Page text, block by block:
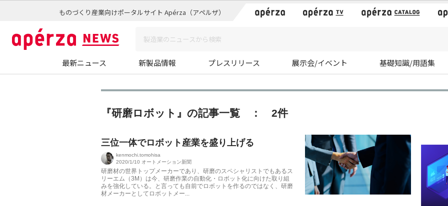
ものづくり産業向けポータルサイト Apérza（アペルザ）
最新ニュース 新製品情報 プレスリリース 展示会/イベント 基礎知識/用語集
『研磨ロボット』の記事一覧 ： 2件
三位一体でロボット産業を盛り上げる
kenmochi.tomohisa
2020/1/10 オートメーション新聞
研磨材の世界トップメーカーであり、研磨のスペシャリストでもあるス
リーエム（3M）は今、研磨作業の自動化・ロボット化に向けた取り組
みを強化している。と言っても自前でロボットを作るのではなく、研磨
材メーカーとしてロボットメー...